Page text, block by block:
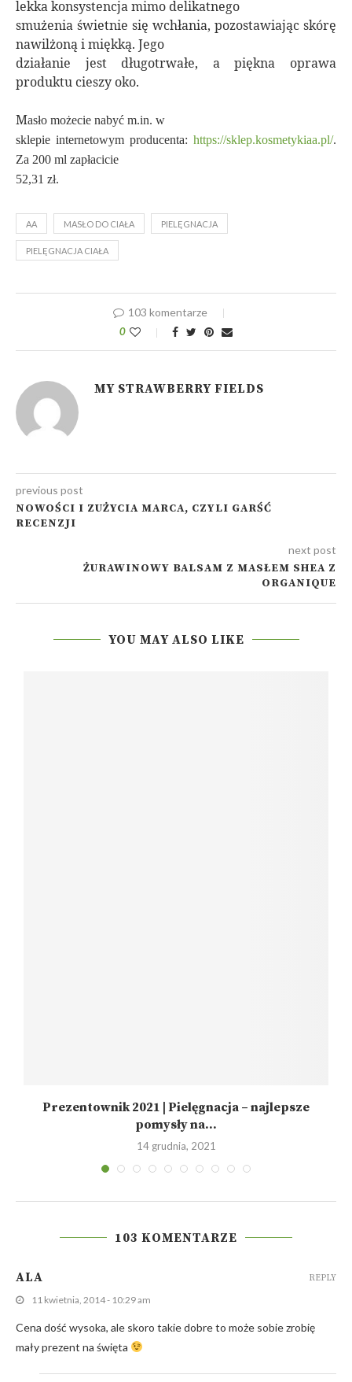
lekka konsystencja mimo delikatnego
smużenia świetnie się wchłania, pozostawiając skórę
nawilżoną i miękką. Jego
działanie jest długotrwałe, a piękna oprawa
produktu cieszy oko.
Masło możecie nabyć m.in. w
sklepie internetowym producenta: https://sklep.kosmetykiaa.pl/.
Za 200 ml zapłacicie
52,31 zł.
AA MASŁO DO CIAŁA PIELĘGNACJA
PIELĘGNACJA CIAŁA
103 komentarze
0
MY STRAWBERRY FIELDS
previous post
NOWOŚCI I ZUŻYCIA MARCA, CZYLI GARŚĆ
RECENZJI
next post
ŻURAWINOWY BALSAM Z MASŁEM SHEA Z
ORGANIQUE
YOU MAY ALSO LIKE
Prezentownik 2021 | Pielęgnacja – najlepsze
pomysły na...
14 grudnia, 2021
103 KOMENTARZE
ALA
11 kwietnia, 2014 - 10:29 am
Cena dość wysoka, ale skoro takie dobre to może sobie zrobię
mały prezent na święta
REPLY